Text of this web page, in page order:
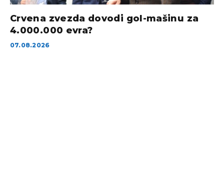
Crvena zvezda dovodi gol-mašinu za
4.000.000 evra?
07.08.2026